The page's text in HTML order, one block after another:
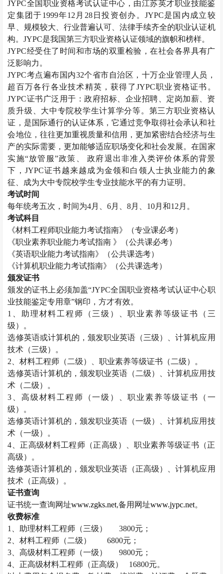
JYPC全国职业资格考试认证中心，由江苏英才职业技能鉴
定集团于1999年12 月 28日投资创办。 JYPC是国内成立较
早、规模较大、行业普遍认可、法律手续齐全的职业认证机
构。JYPC是我国第三方职业资格认证领域的旗帜和榜样。
JYPC经受住了时间和市场的双重检验，在社会各界具有广
泛影响力。
JYPC考点遍布国内32个省市自治区，十万企业管理人员，
超百万各行各业技术精英，获得了JYPC职业资格证书。
JYPC证书广泛用于：政府招标、企业招聘、定岗加薪、资
质升级、大中专院校学生计算学分等。第三方职业资格认
证，是国际通行的认证体系，它通过竞争取得社会承认和社
会地位，往往更加重视质量和信用，更加紧密结合经济与生
产的实际需要，更加能够适应职场变化和社会发展。在国家
实施“放管服”政策、 政府退出非准入类评价体系的背景
下， JYPC证书越来越成为金领和白领人士执业能力的象
征、成为大中专院校学生专业技能水平的有力证明。
考试时间
每年统考五次，时间为4月、6月、8月、 10月和12 月。
考试科目
《材料工程师职业能力考试指南》（专业课必考）
《职业素养职业能力考试指南 》（公共课必考）
《英语职业能力考试指南》（公共课选考）
《计算机职业能力考试指南》（公共课选考）
颁发证书
颁发的证书上必须加盖“JYPC全国职业资格考试认证中心职
业技能鉴定专用章”钢印，方才有效。
1
、助理材料工程师（三级）、职业素养等级证书（三
级）。
选修英语或计算机的，颁发职业英语（三级）、计算机应用
技术（三级）。
2 、材料工程师（二级）、职业素养等级证书（二级）。
选修英语计算机的，颁发职业英语（二级）、计算机应用技
术（二级）。
3 、高级材料工程师（一级）、职业素养等级证书（一
级）。
选修英语计算机的，颁发职业英语（一级）、计算机应用技
术（一级）。
4 、正高级材料工程师（正高级）、职业素养等级证书（正
高级）。
选修英语计算机的，颁发职业英语（正高级）、计算机应用
技术（正高级）。
证书查询
证书统一查询网址www.zgks.net,备用网址www.jypc.net。
收费标准
1
、助理材料工程师（三级） 3800元；
2 、材料工程师（二级） 6800元；
3 、高级材料工程师（一级） 9800元；
4 、正高级材料工程师（正高级） 16800元。